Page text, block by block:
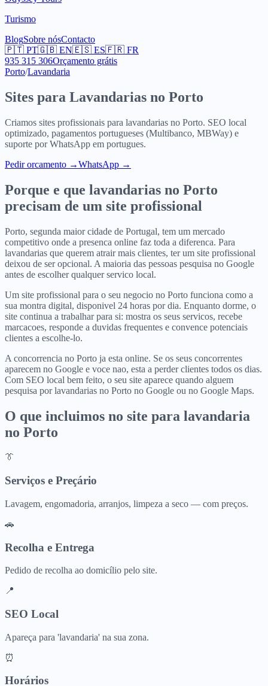
Turismo
BlogSobre nósContacto
🇵🇹 PT🇬🇧 EN🇪🇸 ES🇫🇷 FR
935 315 306Orçamento grátis
Porto/Lavandaria
Sites para Lavandarias no Porto
Criamos sites profissionais para lavandarias no Porto. SEO local
optimizado, pagamentos portugueses (Multibanco, MBWay) e
suporte por WhatsApp em portugues.
Pedir orcamento →WhatsApp →
Porque e que lavandarias no Porto
precisam de um site profissional
Porto, segunda maior cidade de Portugal, tem um mercado
competitivo onde a presenca online faz toda a diferenca. Para
lavandarias que querem atrair mais clientes, ter um site profissional
deixou de ser opcional. A maioria das pessoas pesquisa no Google
antes de escolher qualquer servico local.
Um site profissional para o seu negocio no Porto funciona como a
sua montra digital, disponivel 24 horas por dia. Enquanto dorme, o
site continua a trabalhar para si: mostra os seus servicos, recebe
marcacoes, responde a duvidas frequentes e convence potenciais
clientes a escolhe-lo.
A concorrencia no Porto ja esta online. Se os seus concorrentes
aparecem no Google e voce nao, esta a perder clientes todos os dias.
Com SEO local bem feito, o seu site aparece quando alguem
pesquisa por lavandarias no Porto no Google ou no Google Maps.
O que incluimos no site para lavandaria
no Porto
👔
Serviços e Preçário
Lavagem, engomadoria, arranjos, limpeza a seco — com preços.
🚗
Recolha e Entrega
Pedido de recolha ao domicílio pelo site.
📍
SEO Local
Apareça para 'lavandaria' na sua zona.
⏰
Horários